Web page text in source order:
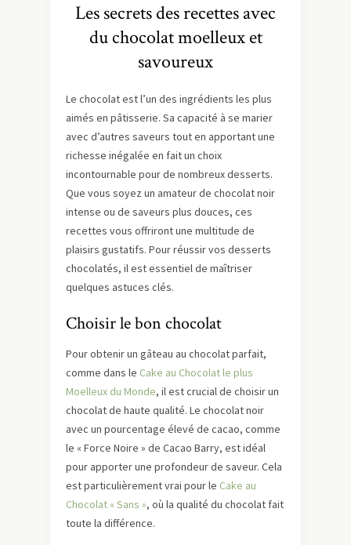
Les secrets des recettes avec
du chocolat moelleux et
savoureux
Le chocolat est l’un des ingrédients les plus
aimés en pâtisserie. Sa capacité à se marier
avec d’autres saveurs tout en apportant une
richesse inégalée en fait un choix
incontournable pour de nombreux desserts.
Que vous soyez un amateur de chocolat noir
intense ou de saveurs plus douces, ces
recettes vous offriront une multitude de
plaisirs gustatifs. Pour réussir vos desserts
chocolatés, il est essentiel de maîtriser
quelques astuces clés.
Choisir le bon chocolat
Pour obtenir un gâteau au chocolat parfait,
comme dans le Cake au Chocolat le plus
Moelleux du Monde, il est crucial de choisir un
chocolat de haute qualité. Le chocolat noir
avec un pourcentage élevé de cacao, comme
le « Force Noire » de Cacao Barry, est idéal
pour apporter une profondeur de saveur. Cela
est particulièrement vrai pour le Cake au
Chocolat « Sans », où la qualité du chocolat fait
toute la différence.